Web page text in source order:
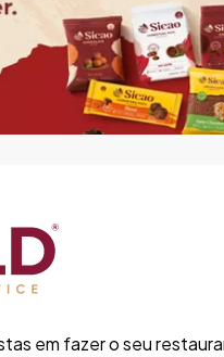
em fazer o seu